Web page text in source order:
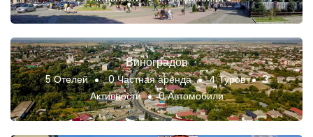
Виноградов
5 Отелей 0 Частная аренда 4 Туров
3
Активности
0 Автомобили